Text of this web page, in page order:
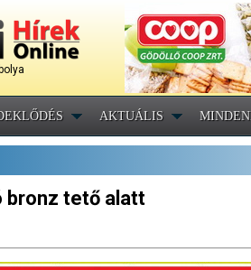
AKTUÁLIS
bronz tető alatt